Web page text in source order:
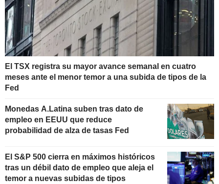
El TSX registra su mayor avance semanal en cuatro
meses ante el menor temor a una subida de tipos de la
Fed
Monedas A.Latina suben tras dato de
empleo en EEUU que reduce
probabilidad de alza de tasas Fed
El S&P 500 cierra en máximos históricos
tras un débil dato de empleo que aleja el
temor a nuevas subidas de tipos